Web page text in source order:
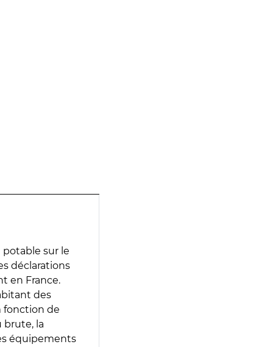
sur le
déclarations
en France.
des
fonction de
brute, la
équipements